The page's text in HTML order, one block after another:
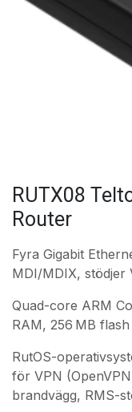
RUTX08
Router
Fyra Gigabit
MDI/MDIX, stödjer
Quad-core ARM
RAM, 256 MB flash
RutOS-
för VPN
brandvägg, RMS-